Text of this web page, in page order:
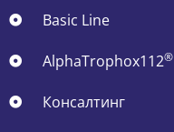
Basic Line
AlphaTrophox112®
Консалтинг